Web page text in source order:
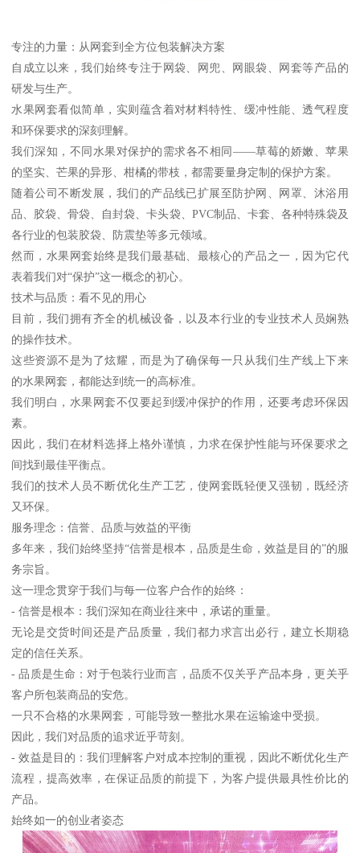
专注的力量：从网套到全方位包装解决方案
自成立以来，我们始终专注于网袋、网兜、网眼袋、网套等产品的
研发与生产。
水果网套看似简单，实则蕴含着对材料特性、缓冲性能、透气程度
和环保要求的深刻理解。
我们深知，不同水果对保护的需求各不相同——草莓的娇嫩、苹果
的坚实、芒果的异形、柑橘的带枝，都需要量身定制的保护方案。
随着公司不断发展，我们的产品线已扩展至防护网、网罩、沐浴用
品、胶袋、骨袋、自封袋、卡头袋、PVC制品、卡套、各种特殊袋及
各行业的包装胶袋、防震垫等多元领域。
然而，水果网套始终是我们最基础、最核心的产品之一，因为它代
表着我们对“保护”这一概念的初心。
技术与品质：看不见的用心
目前，我们拥有齐全的机械设备，以及本行业的专业技术人员娴熟
的操作技术。
这些资源不是为了炫耀，而是为了确保每一只从我们生产线上下来
的水果网套，都能达到统一的高标准。
我们明白，水果网套不仅要起到缓冲保护的作用，还要考虑环保因
素。
因此，我们在材料选择上格外谨慎，力求在保护性能与环保要求之
间找到最佳平衡点。
我们的技术人员不断优化生产工艺，使网套既轻便又强韧，既经济
又环保。
服务理念：信誉、品质与效益的平衡
多年来，我们始终坚持“信誉是根本，品质是生命，效益是目的”的服
务宗旨。
这一理念贯穿于我们与每一位客户合作的始终：
- 信誉是根本：我们深知在商业往来中，承诺的重量。
无论是交货时间还是产品质量，我们都力求言出必行，建立长期稳
定的信任关系。
- 品质是生命：对于包装行业而言，品质不仅关乎产品本身，更关乎
客户所包装商品的安危。
一只不合格的水果网套，可能导致一整批水果在运输途中受损。
因此，我们对品质的追求近乎苛刻。
- 效益是目的：我们理解客户对成本控制的重视，因此不断优化生产
流程，提高效率，在保证品质的前提下，为客户提供最具性价比的
产品。
始终如一的创业者姿态